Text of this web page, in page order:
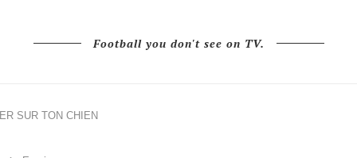
Football you don't see on TV.
SUR TON CHIEN